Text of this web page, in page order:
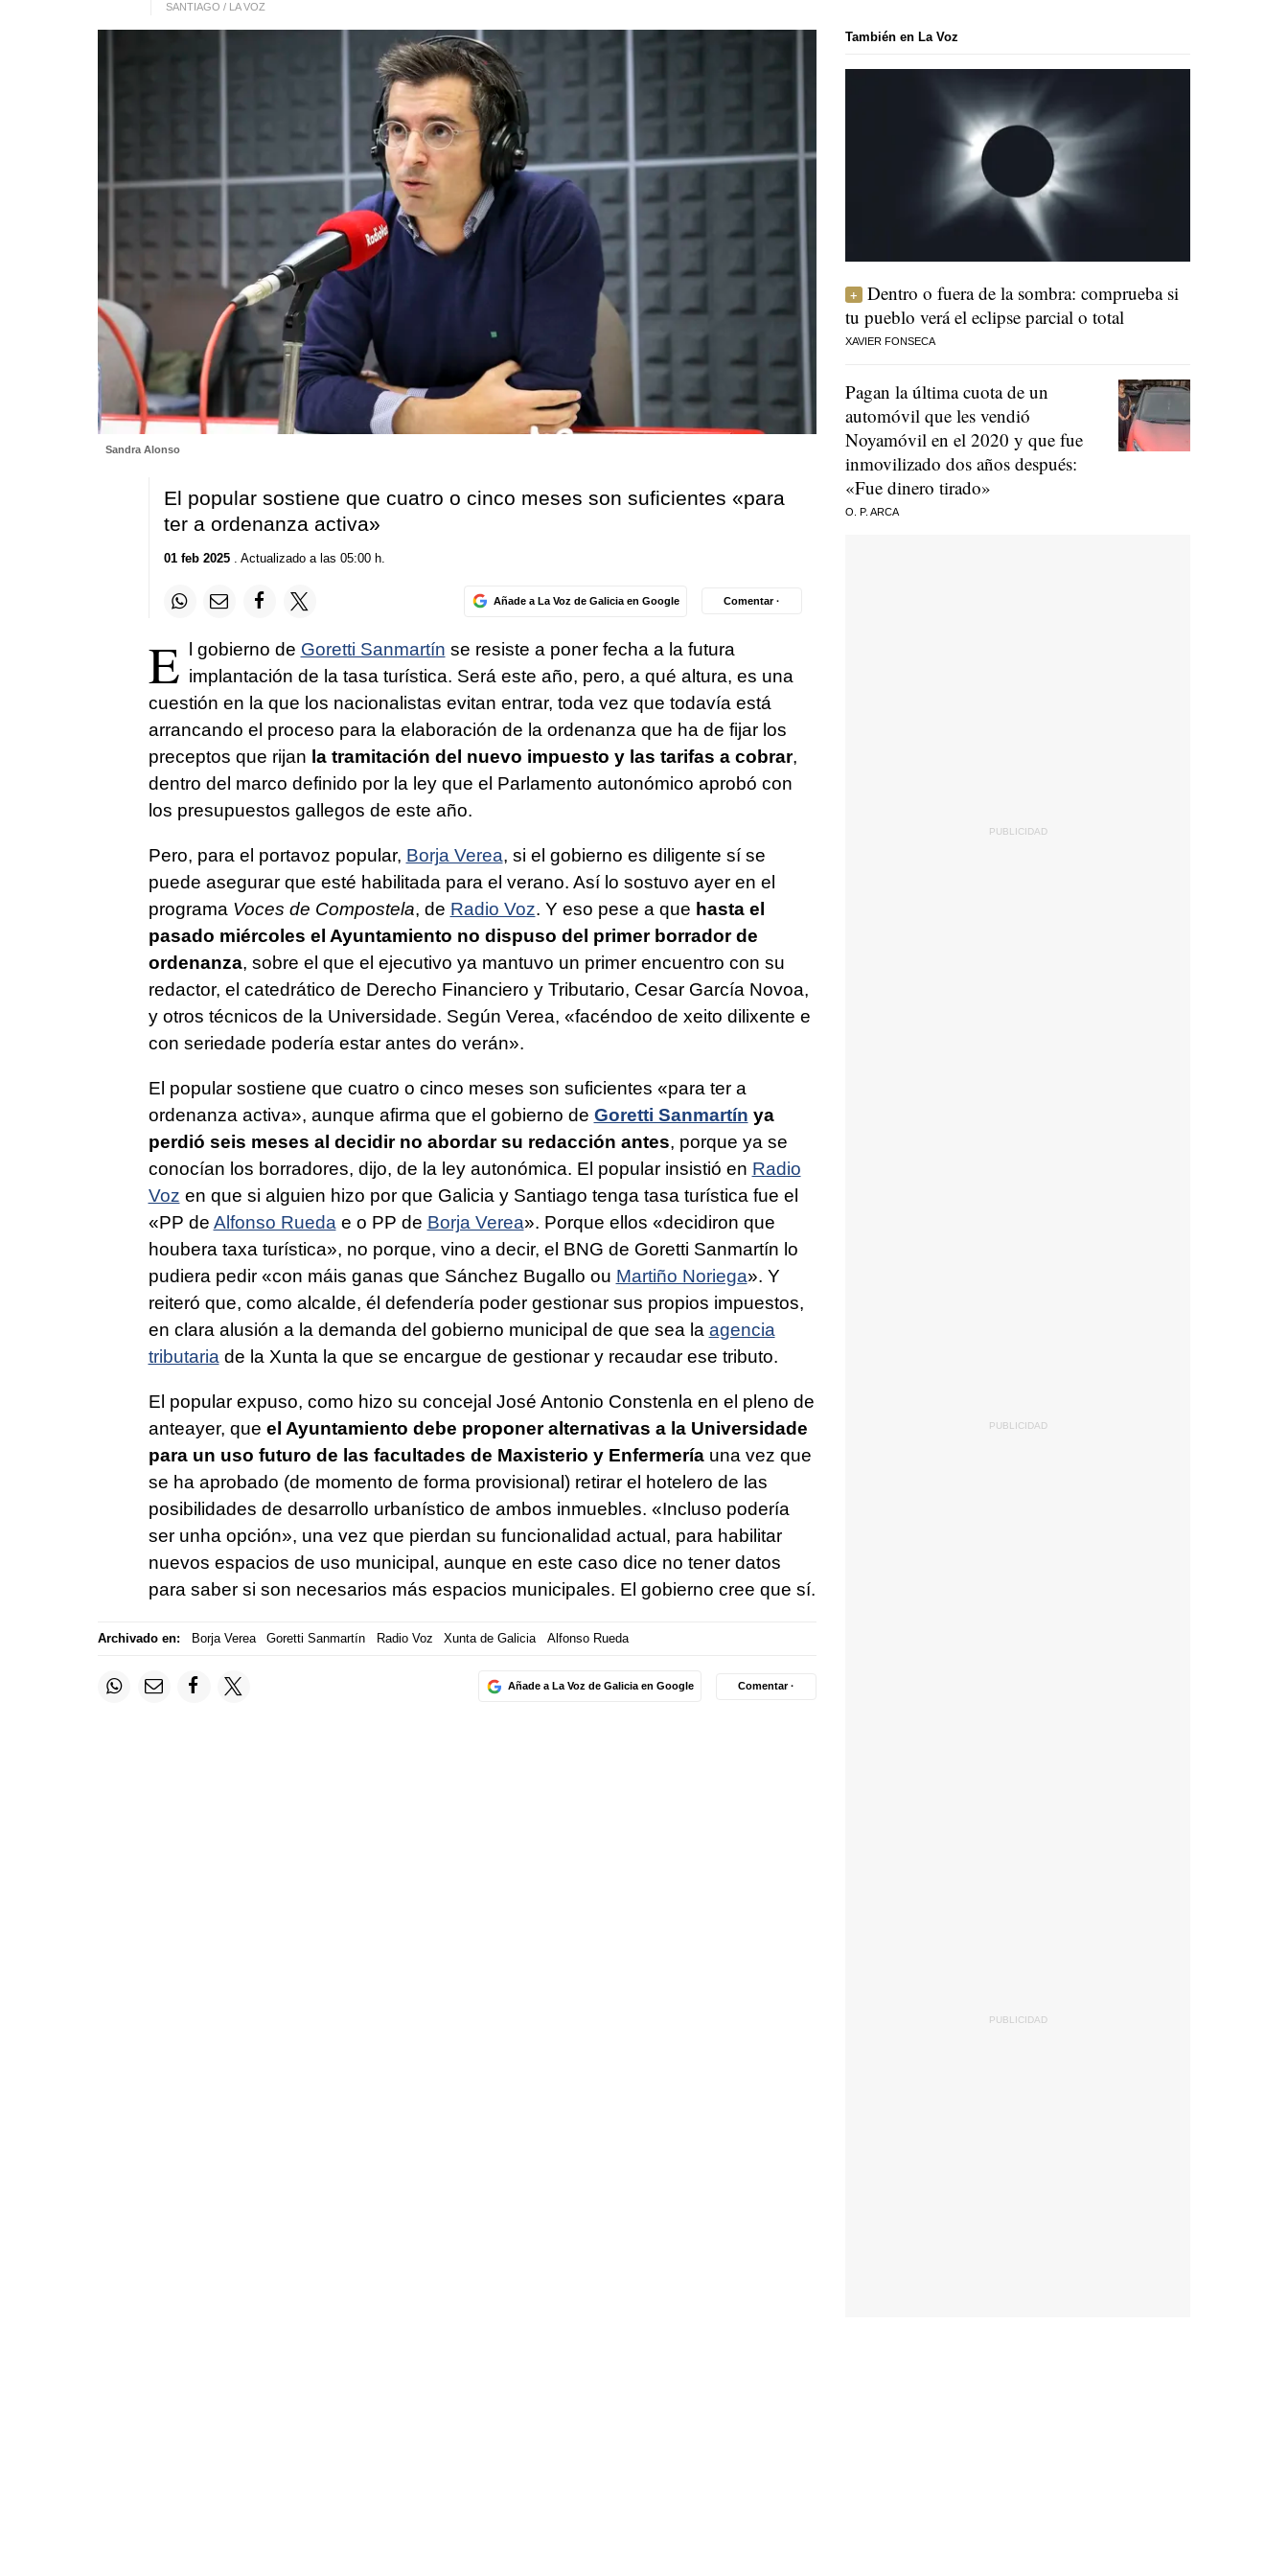
SANTIAGO / LA VOZ
Sandra Alonso
El popular sostiene que cuatro o cinco meses son suficientes «para
ter a ordenanza activa»
01 feb 2025. Actualizado a las 05:00 h.
Añade a La Voz de Galicia en Google Comentar ·
E l gobierno de Goretti Sanmartín se resiste a poner fecha a la futura
implantación de la tasa turística. Será este año, pero, a qué altura, es una
cuestión en la que los nacionalistas evitan entrar, toda vez que todavía está
arrancando el proceso para la elaboración de la ordenanza que ha de fijar los
preceptos que rijan la tramitación del nuevo impuesto y las tarifas a cobrar,
dentro del marco definido por la ley que el Parlamento autonómico aprobó con
los presupuestos gallegos de este año.
Pero, para el portavoz popular, Borja Verea, si el gobierno es diligente sí se
puede asegurar que esté habilitada para el verano. Así lo sostuvo ayer en el
programa Voces de Compostela, de Radio Voz. Y eso pese a que hasta el
pasado miércoles el Ayuntamiento no dispuso del primer borrador de
ordenanza, sobre el que el ejecutivo ya mantuvo un primer encuentro con su
redactor, el catedrático de Derecho Financiero y Tributario, Cesar García Novoa,
y otros técnicos de la Universidade. Según Verea, «facéndoo de xeito dilixente e
con seriedade podería estar antes do verán».
El popular sostiene que cuatro o cinco meses son suficientes «para ter a
ordenanza activa», aunque afirma que el gobierno de Goretti Sanmartín ya
perdió seis meses al decidir no abordar su redacción antes, porque ya se
conocían los borradores, dijo, de la ley autonómica. El popular insistió en Radio
Voz en que si alguien hizo por que Galicia y Santiago tenga tasa turística fue el
«PP de Alfonso Rueda e o PP de Borja Verea». Porque ellos «decidiron que
houbera taxa turística», no porque, vino a decir, el BNG de Goretti Sanmartín lo
pudiera pedir «con máis ganas que Sánchez Bugallo ou Martiño Noriega». Y
reiteró que, como alcalde, él defendería poder gestionar sus propios impuestos,
en clara alusión a la demanda del gobierno municipal de que sea la agencia
tributaria de la Xunta la que se encargue de gestionar y recaudar ese tributo.
El popular expuso, como hizo su concejal José Antonio Constenla en el pleno de
anteayer, que el Ayuntamiento debe proponer alternativas a la Universidade
para un uso futuro de las facultades de Maxisterio y Enfermeríauna vez que
se ha aprobado (de momento de forma provisional) retirar el hotelero de las
posibilidades de desarrollo urbanístico de ambos inmuebles. «Incluso podería
ser unha opción», una vez que pierdan su funcionalidad actual, para habilitar
nuevos espacios de uso municipal, aunque en este caso dice no tener datos
para saber si son necesarios más espacios municipales. El gobierno cree que sí.
Archivado en: Borja Verea Goretti Sanmartín Radio Voz Xunta de Galicia Alfonso Rueda
Añade a La Voz de Galicia en Google Comentar ·
También en La Voz
Dentro o fuera de la sombra: comprueba si
tu pueblo verá el eclipse parcial o total
XAVIER FONSECA
Pagan la última cuota de un
automóvil que les vendió
Noyamóvil en el 2020 y que fue
inmovilizado dos años después:
«Fue dinero tirado»
O. P. ARCA